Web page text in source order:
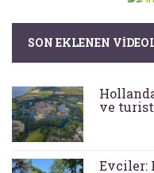
SON EKLENEN
ve
Evciler: